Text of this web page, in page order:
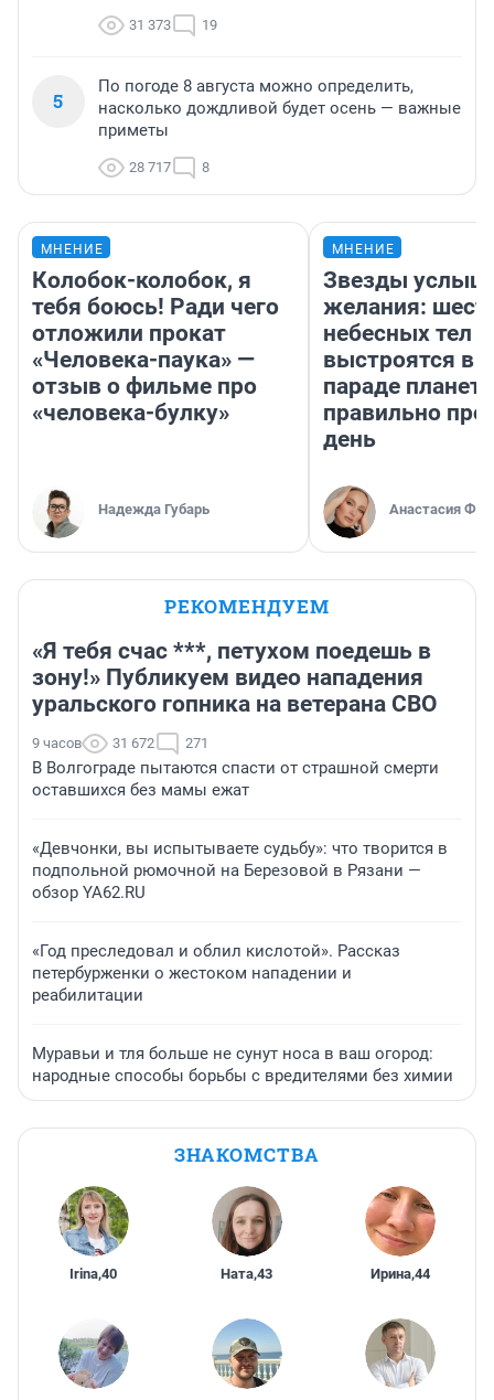
31 373 19
5
По погоде 8 августа можно определить,
насколько дождливой будет осень — важные
приметы
28 717 8
МНЕНИЕ
Колобок-колобок, я
тебя боюсь! Ради чего
отложили прокат
«Человека-паука» —
отзыв о фильме про
«человека-булку»
Надежда Губарь
МНЕНИЕ
Звезды
желания:
небесных тел
выстроятся в
параде планет
правильно
день
Анастасия
РЕКОМЕНДУЕМ
«Я тебя счас ***, петухом поедешь в
зону!» Публикуем видео нападения
уральского гопника на ветерана СВО
9 часов 31 672 271
В Волгограде пытаются спасти от страшной смерти
оставшихся без мамы ежат
«Девчонки, вы испытываете судьбу»: что творится в
подпольной рюмочной на Березовой в Рязани —
обзор YA62.RU
«Год преследовал и облил кислотой». Рассказ
петербурженки о жестоком нападении и
реабилитации
Муравьи и тля больше не сунут носа в ваш огород:
народные способы борьбы с вредителями без химии
ЗНАКОМСТВА
Irina,40 Ната,43 Ирина,44